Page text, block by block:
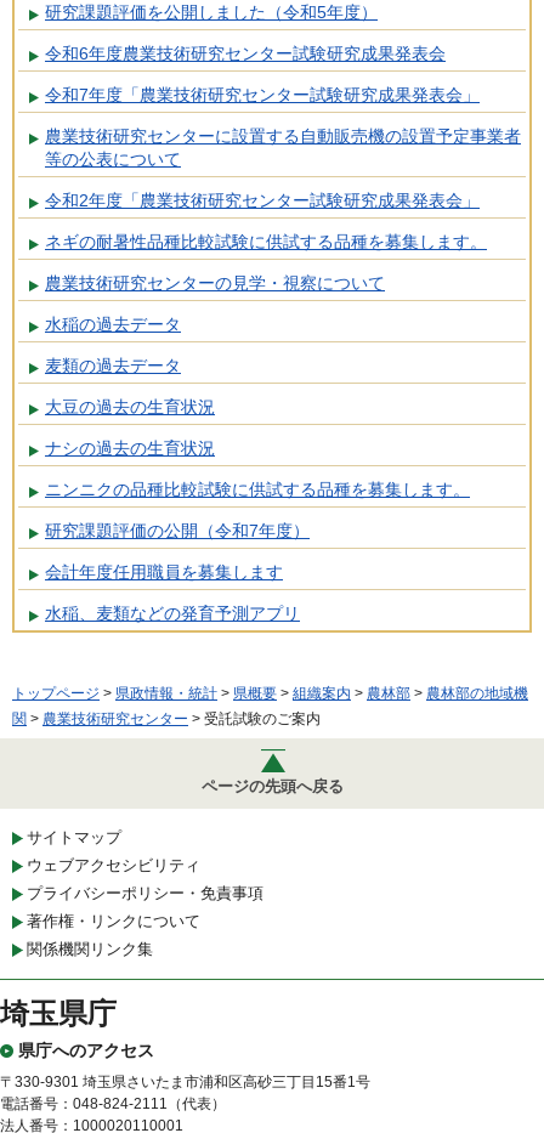
研究課題評価を公開しました（令和5年度）
令和6年度農業技術研究センター試験研究成果発表会
令和7年度「農業技術研究センター試験研究成果発表会」
農業技術研究センターに設置する自動販売機の設置予定事業者
等の公表について
令和2年度「農業技術研究センター試験研究成果発表会」
ネギの耐暑性品種比較試験に供試する品種を募集します。
農業技術研究センターの見学・視察について
水稲の過去データ
麦類の過去データ
大豆の過去の生育状況
ナシの過去の生育状況
ニンニクの品種比較試験に供試する品種を募集します。
研究課題評価の公開（令和7年度）
会計年度任用職員を募集します
水稲、麦類などの発育予測アプリ
トップページ > 県政情報・統計 > 県概要 > 組織案内 > 農林部 > 農林部の地域機
関 > 農業技術研究センター > 受託試験のご案内
ページの先頭へ戻る
サイトマップ
ウェブアクセシビリティ
プライバシーポリシー・免責事項
著作権・リンクについて
関係機関リンク集
埼玉県庁
県庁へのアクセス
〒330-9301 埼玉県さいたま市浦和区高砂三丁目15番1号
電話番号：048-824-2111（代表）
法人番号：1000020110001